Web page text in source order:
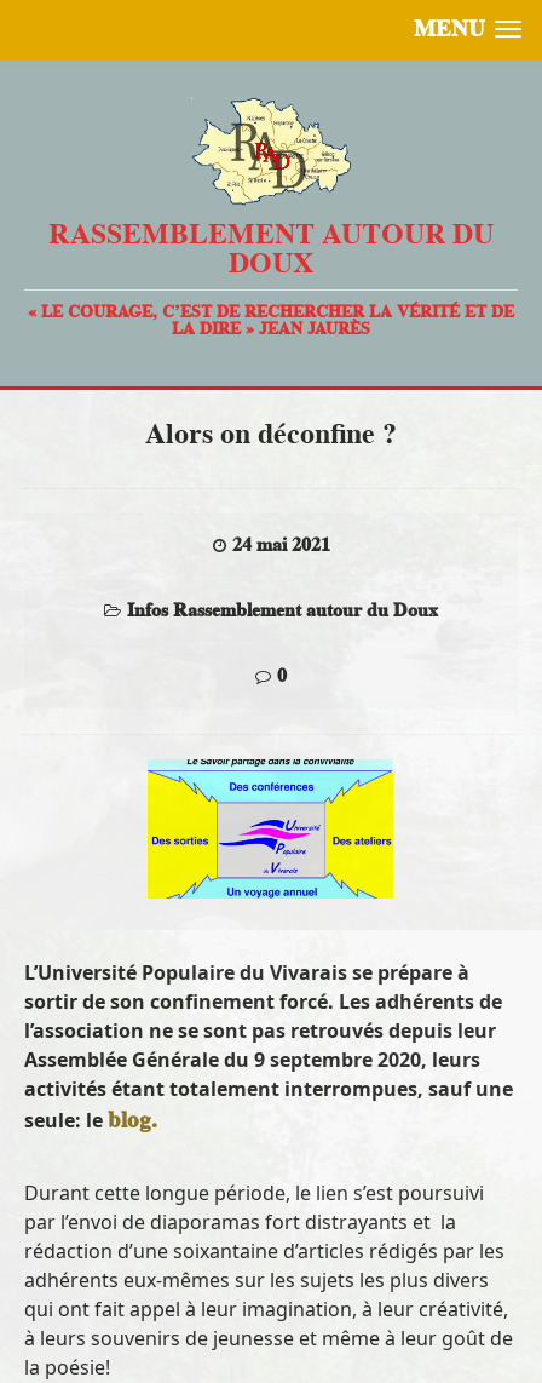
MENU
RASSEMBLEMENT AUTOUR DU
DOUX
« LE COURAGE, C’EST DE RECHERCHER LA VÉRITÉ ET DE
LA DIRE » JEAN JAURÈS
Alors on déconfine ?
24 mai 2021
Infos Rassemblement autour du Doux
0
L’Université Populaire du Vivarais se prépare à
sortir de son confinement forcé. Les adhérents de
l’association ne se sont pas retrouvés depuis leur
Assemblée Générale du 9 septembre 2020, leurs
activités étant totalement interrompues, sauf une
seule: leblog.
Durant cette longue période, le lien s’est poursuivi
par l’envoi de diaporamas fort distrayants et la
rédaction d’une soixantaine d’articles rédigés par les
adhérents eux-mêmes sur les sujets les plus divers
qui ont fait appel à leur imagination, à leur créativité,
à leurs souvenirs de jeunesse et même à leur goût de
la poésie!